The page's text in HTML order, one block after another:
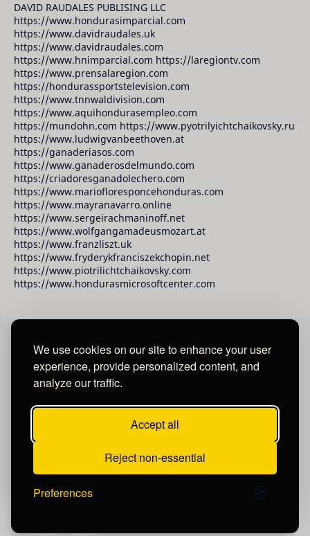
We use cookies on our site to enhance your user
experience, provide personalized content, and
analyze our traffic.
Accept all
Reject non-essential
Preferences
DAVID RAUDALES PUBLISING LLC
https://www.hondurasimparcial.com
https://www.davidraudales.uk
https://www.davidraudales.com
https://www.hnimparcial.com https://laregiontv.com
https://www.prensalaregion.com
https://hondurassportstelevision.com
https://www.tnnwaldivision.com
https://www.aquihondurasempleo.com
https://mundohn.com https://www.pyotrilyichtchaikovsky.ru
https://www.ludwigvanbeethoven.at
https://ganaderiasos.com
https://www.ganaderosdelmundo.com
https://criadoresganadolechero.com
https://www.mariofloresponcehonduras.com
https://www.mayranavarro.online
https://www.sergeirachmaninoff.net
https://www.wolfgangamadeusmozart.at
https://www.franzliszt.uk
https://www.fryderykfranciszekchopin.net
https://www.piotrilichtchaikovsky.com
https://www.hondurasmicrosoftcenter.com
David Raudales Publishing LLC
Salvador.